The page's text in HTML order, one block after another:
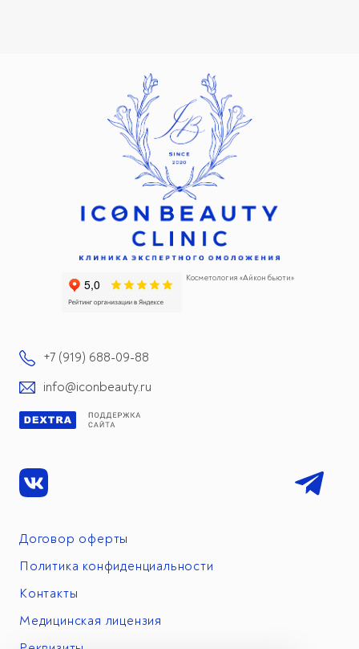
Договор оферты
Политика конфиденциальности
Контакты
Медицинская лицензия
Косметология «Айкон бьюти»
+7 (919) 688-09-88
info@iconbeauty.ru